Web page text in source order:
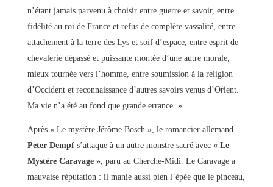
n’étant jamais parvenu à choisir entre guerre et savoir, entre
fidélité au roi de France et refus de complète vassalité, entre
attachement à la terre des Lys et soif d’espace, entre esprit de
chevalerie dépassé et puissante montée d’une autre morale,
mieux tournée vers l’homme, entre soumission à la religion
d’Occident et reconnaissance d’autres savoirs venus d’Orient.
Ma vie n’a été au fond que grande errance. »
Après « Le mystère Jérôme Bosch », le romancier allemand
Peter Dempfs’attaque à un autre monstre sacré avec « Le
Mystère Caravage », paru au Cherche-Midi. Le Caravage a
mauvaise réputation : il manie aussi bien l’épée que le pinceau,